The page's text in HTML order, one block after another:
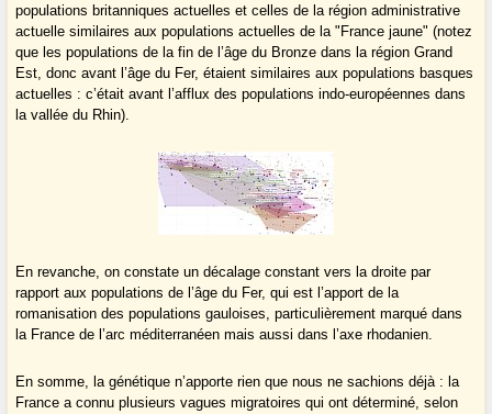
populations britanniques actuelles et celles de la région administrative
actuelle similaires aux populations actuelles de la "France jaune" (notez
que les populations de la fin de l’âge du Bronze dans la région Grand
Est, donc avant l’âge du Fer, étaient similaires aux populations basques
actuelles : c’était avant l’afflux des populations indo-européennes dans
la vallée du Rhin).
En revanche, on constate un décalage constant vers la droite par
rapport aux populations de l’âge du Fer, qui est l’apport de la
romanisation des populations gauloises, particulièrement marqué dans
la France de l’arc méditerranéen mais aussi dans l’axe rhodanien.
En somme, la génétique n’apporte rien que nous ne sachions déjà : la
France a connu plusieurs vagues migratoires qui ont déterminé, selon